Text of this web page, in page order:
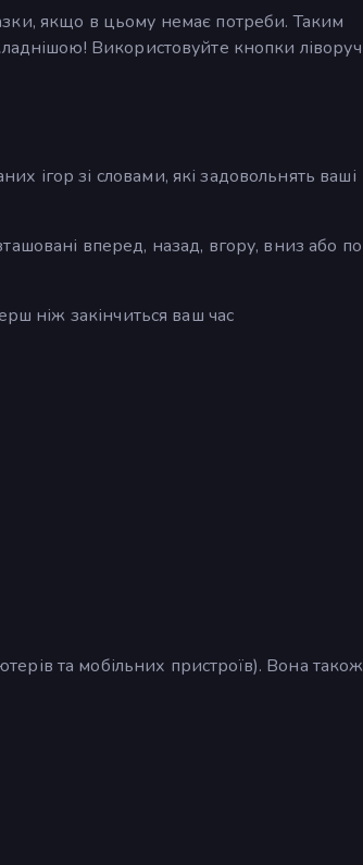
якщо в цьому немає потреби. Таким
Використовуйте кнопки ліворуч
ігор зі словами, які задовольнять ваші
вперед, назад, вгору, вниз або по
ніж закінчиться ваш час
та мобільних пристроїв). Вона також